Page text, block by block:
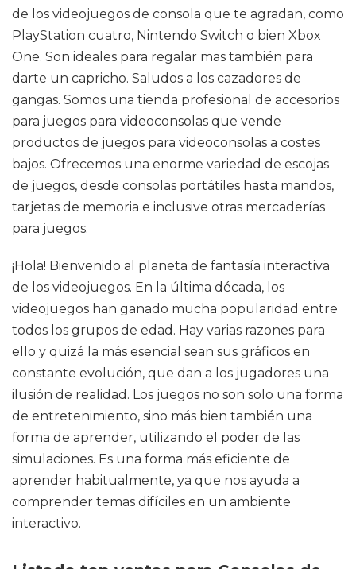
de los videojuegos de consola que te agradan, como
PlayStation cuatro, Nintendo Switch o bien Xbox
One. Son ideales para regalar mas también para
darte un capricho. Saludos a los cazadores de
gangas. Somos una tienda profesional de accesorios
para juegos para videoconsolas que vende
productos de juegos para videoconsolas a costes
bajos. Ofrecemos una enorme variedad de escojas
de juegos, desde consolas portátiles hasta mandos,
tarjetas de memoria e inclusive otras mercaderías
para juegos.
¡Hola! Bienvenido al planeta de fantasía interactiva
de los videojuegos. En la última década, los
videojuegos han ganado mucha popularidad entre
todos los grupos de edad. Hay varias razones para
ello y quizá la más esencial sean sus gráficos en
constante evolución, que dan a los jugadores una
ilusión de realidad. Los juegos no son solo una forma
de entretenimiento, sino más bien también una
forma de aprender, utilizando el poder de las
simulaciones. Es una forma más eficiente de
aprender habitualmente, ya que nos ayuda a
comprender temas difíciles en un ambiente
interactivo.